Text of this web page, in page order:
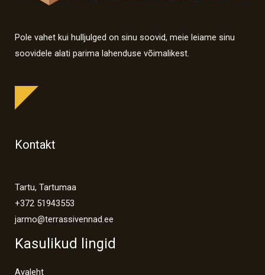
Pole vahet kui hulljulged on sinu soovid, meie leiame sinu
soovidele alati parima lahenduse võimalikest.
Kontakt
Tartu, Tartumaa
+372 51943553
jarmo@terrassivennad.ee
Kasulikud lingid
Avaleht